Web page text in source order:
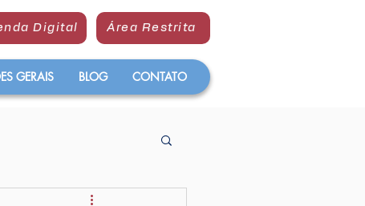
Digital Área Restrita
GERAIS BLOG CONTATO